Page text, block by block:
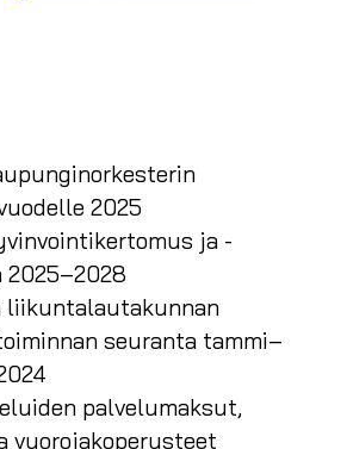
2025
ja -
seuranta tammi–
palvelumaksut,
vuorojakoperusteet